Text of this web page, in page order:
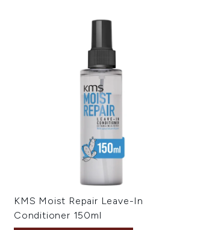
KMS Moist Repair Leave-In
Conditioner 150ml